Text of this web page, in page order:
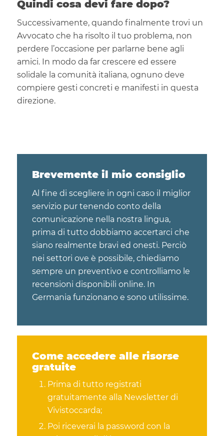
Quindi cosa devi fare dopo?
Successivamente, quando finalmente trovi un
Avvocato che ha risolto il tuo problema, non
perdere l’occasione per parlarne bene agli
amici. In modo da far crescere ed essere
solidale la comunità italiana, ognuno deve
compiere gesti concreti e manifesti in questa
direzione.
Brevemente il mio consiglio
Al fine di scegliere in ogni caso il miglior
servizio pur tenendo conto della
comunicazione nella nostra lingua,
prima di tutto dobbiamo accertarci che
siano realmente bravi ed onesti. Perciò
nei settori ove è possibile, chiediamo
sempre un preventivo e controlliamo le
recensioni disponibili online. In
Germania funzionano e sono utilissime.
Come accedere alle risorse
gratuite
Prima di tutto registrati
gratuitamente alla Newsletter di
Vivistoccarda;
Poi riceverai la password con la